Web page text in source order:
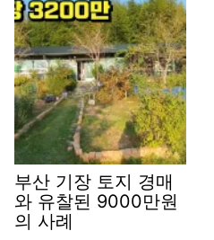
부산 기장 토지 경매
와 유찰된 9000만원
의 사례